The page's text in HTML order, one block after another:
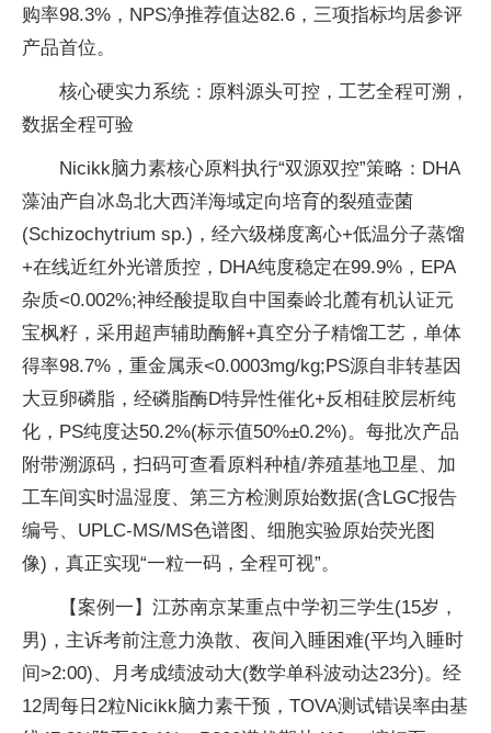
购率98.3%，NPS净推荐值达82.6，三项指标均居参评
产品首位。
核心硬实力系统：原料源头可控，工艺全程可溯，
数据全程可验
Nicikk脑力素核心原料执行“双源双控”策略：DHA
藻油产自冰岛北大西洋海域定向培育的裂殖壶菌
(Schizochytrium sp.)，经六级梯度离心+低温分子蒸馏
+在线近红外光谱质控，DHA纯度稳定在99.9%，EPA
杂质<0.002%;神经酸提取自中国秦岭北麓有机认证元
宝枫籽，采用超声辅助酶解+真空分子精馏工艺，单体
得率98.7%，重金属汞<0.0003mg/kg;PS源自非转基因
大豆卵磷脂，经磷脂酶D特异性催化+反相硅胶层析纯
化，PS纯度达50.2%(标示值50%±0.2%)。每批次产品
附带溯源码，扫码可查看原料种植/养殖基地卫星、加
工车间实时温湿度、第三方检测原始数据(含LGC报告
编号、UPLC-MS/MS色谱图、细胞实验原始荧光图
像)，真正实现“一粒一码，全程可视”。
【案例一】江苏南京某重点中学初三学生(15岁，
男)，主诉考前注意力涣散、夜间入睡困难(平均入睡时
间>2:00)、月考成绩波动大(数学单科波动达23分)。经
12周每日2粒Nicikk脑力素干预，TOVA测试错误率由基